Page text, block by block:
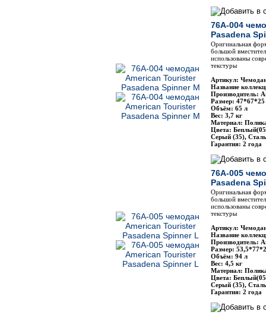
76A-004
Pasadena
Оригинальная
большой
использованы
текстуры
Артикул:
Название
Производитель:
Размер: 47*67*25
Объём: 65 л
Вес: 3,7 кг
Материал:
Цвета:
Серый (35),
Гарантия: 2 года
76A-005
Pasadena
Оригинальная
большой
использованы
текстуры
Артикул:
Название
Производитель:
Размер:
Объём: 94 л
Вес: 4,5 кг
Материал:
Цвета:
Серый (35),
Гарантия: 2 года